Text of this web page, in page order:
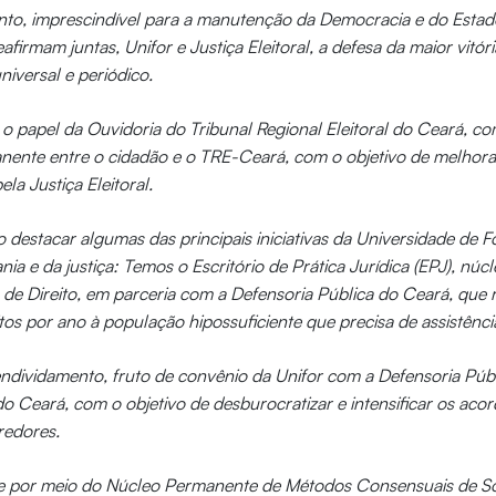
imprescindível para a manutenção da Democracia e do
juntas, Unifor e Justiça Eleitoral, a defesa da maior
e periódico.
papel da Ouvidoria do Tribunal Regional Eleitoral do Ceará,
entre o cidadão e o TRE-Ceará, com o objetivo de
Justiça Eleitoral.
destacar algumas das principais iniciativas da Universidade de
e da justiça: Temos o Escritório de Prática Jurídica (EPJ),
Direito, em parceria com a Defensoria Pública do Ceará, que
por ano à população hipossuficiente que precisa de
fruto de convênio da Unifor com a Defensoria
Ceará, com o objetivo de desburocratizar e intensificar os
por meio do Núcleo Permanente de Métodos Consensuais de